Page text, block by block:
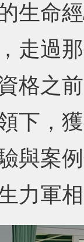
生命
走過
格之
下，
與案
力軍